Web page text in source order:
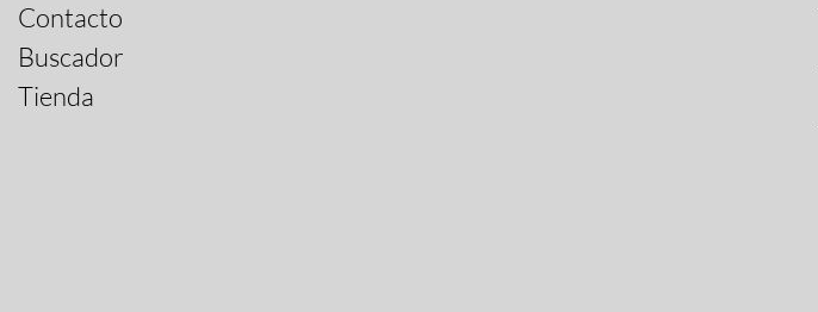
Contacto
Buscador
Tienda